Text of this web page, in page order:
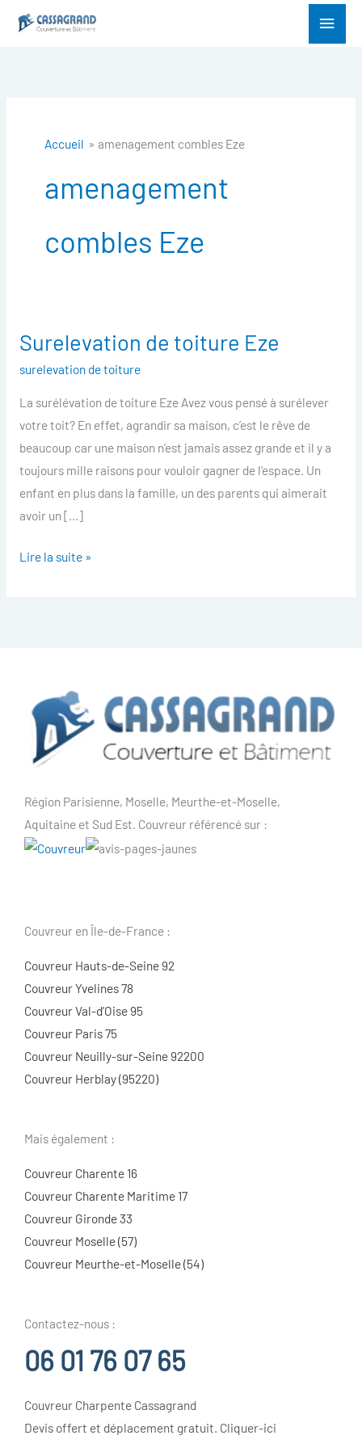
Menu
Accueil amenagement combles Eze
amenagement
combles Eze
Surelevation de toiture Eze
surelevation de toiture
La surélévation de toiture Eze Avez vous pensé à surélever
votre toit? En effet, agrandir sa maison, c’est le rêve de
beaucoup car une maison n’est jamais assez grande et il y a
toujours mille raisons pour vouloir gagner de l’espace. Un
enfant en plus dans la famille, un des parents qui aimerait
avoir un […]
Surelevation
Eze
Lire la suite »
Région Parisienne, Moselle, Meurthe-et-Moselle,
Aquitaine et Sud Est. Couvreur référencé sur :
Couvreur en Île-de-France :
Couvreur Hauts-de-Seine 92
Couvreur Yvelines 78
Couvreur Val-d’Oise 95
Couvreur Paris 75
Couvreur Neuilly-sur-Seine 92200
Couvreur Herblay (95220)
Mais également :
Couvreur Charente 16
Couvreur Charente Maritime 17
Couvreur Gironde 33
Couvreur Moselle (57)
Couvreur Meurthe-et-Moselle (54)
Contactez-nous :
06 01 76 07 65
Couvreur Charpente Cassagrand
Devis offert et déplacement gratuit. Cliquer-ici